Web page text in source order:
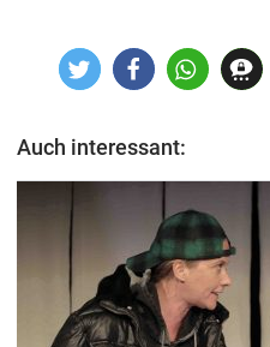
Auch interessant: